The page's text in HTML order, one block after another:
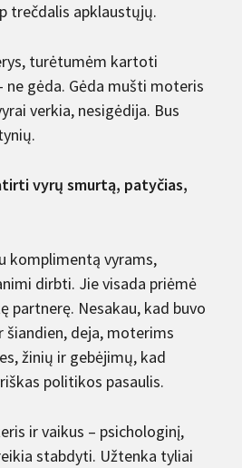
trečdalis apklaustųjų.
turėtumėm kartoti
ne gėda. Gėda mušti moteris
verkia, nesigėdija. Bus
vyrų smurtą, patyčias,
komplimentą vyrams,
dirbti. Jie visada priėmė
partnerę. Nesakau, kad buvo
šiandien, deja, moterims
žinių ir gebėjimų, kad
politikos pasaulis.
ir vaikus – psichologinį,
stabdyti. Užtenka tyliai